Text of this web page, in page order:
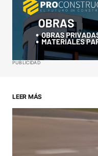
Your Name*
Your E-mail*
ENVIAR COMENTARIO
PUBLICIDAD
LEER MÁS